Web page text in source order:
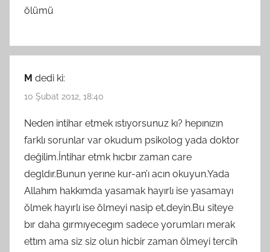
ölümü
M dedi ki:
10 Şubat 2012, 18:40
Neden intihar etmek ıstıyorsunuz kı? hepınızın
farklı sorunlar var okudum psikolog yada doktor
değilim.İntihar etmk hıcbır zaman care
degldır.Bunun yerıne kur-an’ı acın okuyun.Yada
Allahım hakkımda yasamak hayırlı ise yasamayı
ölmek hayırlı ise ölmeyi nasip et,deyin.Bu siteye
bır daha gırmıyecegım sadece yorumları merak
ettım ama siz siz olun hicbir zaman ölmeyi tercih